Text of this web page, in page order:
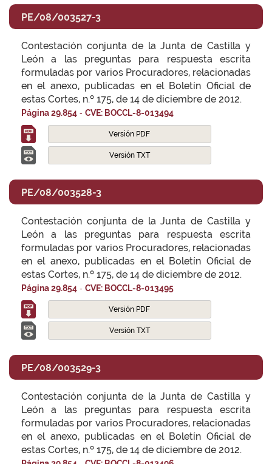
PE/08/003527-3
Contestación conjunta de la Junta de Castilla y
León a las preguntas para respuesta escrita
formuladas por varios Procuradores, relacionadas
en el anexo, publicadas en el Boletín Oficial de
estas Cortes, n.º 175, de 14 de diciembre de 2012.
Página 29.854 - CVE: BOCCL-8-013494
Versión PDF
Versión TXT
PE/08/003528-3
Contestación conjunta de la Junta de Castilla y
León a las preguntas para respuesta escrita
formuladas por varios Procuradores, relacionadas
en el anexo, publicadas en el Boletín Oficial de
estas Cortes, n.º 175, de 14 de diciembre de 2012.
Página 29.854 - CVE: BOCCL-8-013495
Versión PDF
Versión TXT
PE/08/003529-3
Contestación conjunta de la Junta de Castilla y
León a las preguntas para respuesta escrita
formuladas por varios Procuradores, relacionadas
en el anexo, publicadas en el Boletín Oficial de
estas Cortes, n.º 175, de 14 de diciembre de 2012.